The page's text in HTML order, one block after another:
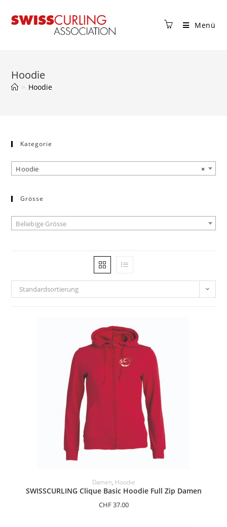
Menü
Hoodie
> Hoodie
Kategorie
×
Hoodie
Grösse
Beliebige Grösse
Standardsortierung
OPTIONEN AUSWÄHLEN
Damen, Hoodie
SWISSCURLING Clique Basic Hoodie Full Zip Damen
CHF37.00